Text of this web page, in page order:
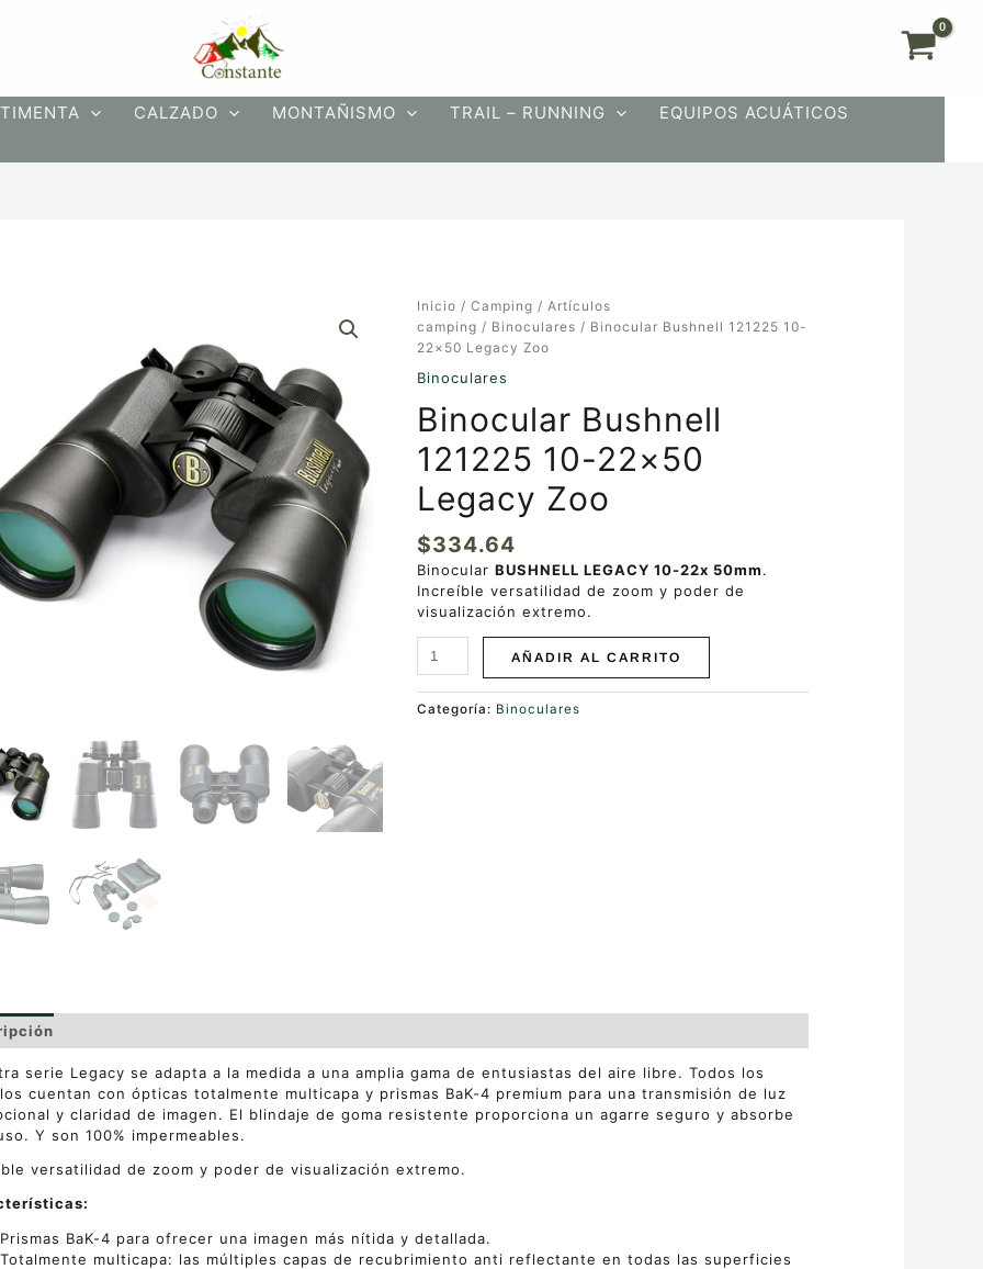
CALZADO MONTAÑISMO TRAIL – RUNNING EQUIPOS ACUÁTICOS
Inicio /Camping /Artículos
camping / Binoculares / Binocular Bushnell 121225 10-
22×50 Legacy Zoo
Binoculares
Binocular Bushnell
121225 10-22×50
Legacy Zoo
$334.64
BinocularBUSHNELL LEGACY 10-22x 50mm.
Increíble versatilidad de zoom y poder de
visualización extremo.
Binocular
Bushnell
121225
22×50
Legacy
Zoo
cantidad
AÑADIR AL CARRITO
Categoría: Binoculares
serie Legacy se adapta a la medida a una amplia gama de entusiastas del aire libre. Todos los
cuentan con ópticas totalmente multicapa y prismas BaK-4 premium para una transmisión de luz
y claridad de imagen. El blindaje de goma resistente proporciona un agarre seguro y absorbe
Y son 100% impermeables.
versatilidad de zoom y poder de visualización extremo.
Prismas BaK-4 para ofrecer una imagen más nítida y detallada.
Totalmente multicapa: las múltiples capas de recubrimiento anti reflectante en todas las superficies